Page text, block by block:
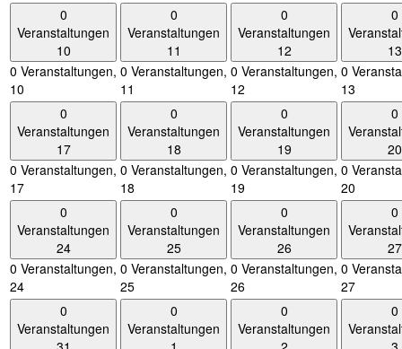
0
Veranstaltungen
10
0 Veranstaltungen,
10
0
Veranstaltungen
11
0 Veranstaltungen,
11
0
Veranstaltungen
12
0 Veranstaltungen,
12
0
13
0
13
0
Veranstaltungen
17
0 Veranstaltungen,
17
0
Veranstaltungen
18
0 Veranstaltungen,
18
0
Veranstaltungen
19
0 Veranstaltungen,
19
0
20
0
20
0
Veranstaltungen
24
0 Veranstaltungen,
24
0
Veranstaltungen
25
0 Veranstaltungen,
25
0
Veranstaltungen
26
0 Veranstaltungen,
26
0
27
0
27
0
Veranstaltungen
0
Veranstaltungen
0
Veranstaltungen
0